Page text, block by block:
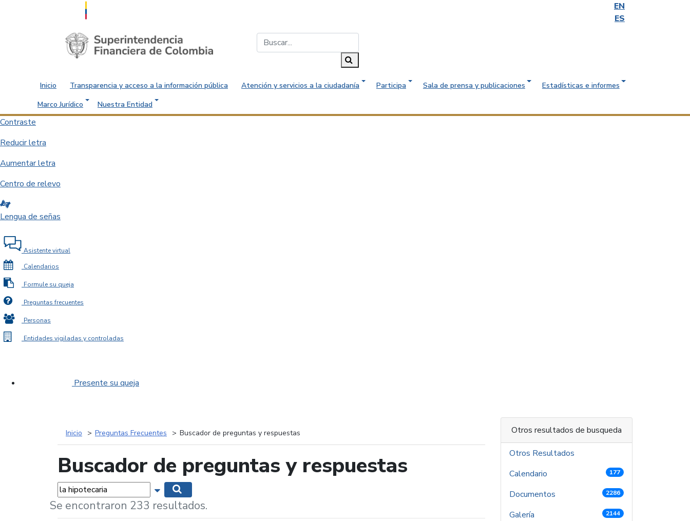
EN
ES
Saltar al contenido principal
Inicio Transparencia y acceso a la información pública Atención y servicios a la ciudadanía Participa Sala de prensa y publicaciones
Estadísticas e informes
Marco Jurídico
Nuestra Entidad
Contraste
Reducir letra
Aumentar letra
Centro de relevo
Lengua de señas
Asistente virtual
Calendarios
Formule su queja
Preguntas frecuentes
Personas
Entidades vigiladas y controladas
Presente su queja
Inicio Preguntas Frecuentes Buscador de preguntas y respuestas
Buscador de preguntas y respuestas
Palabras... Mostrar opciones de búsqueda
Se encontraron 233 resultados.
Otros resultados de busqueda
Otros Resultados
Calendario
177
Documentos 2286
Galería 2144